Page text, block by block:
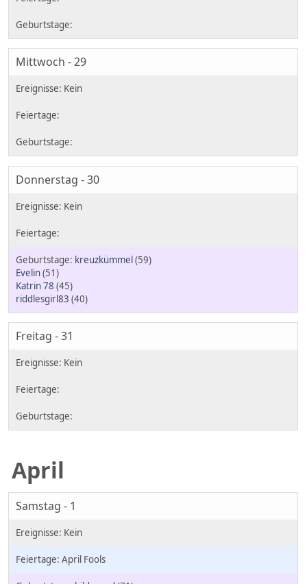
Mittwoch - 29
Donnerstag - 30
kreuzkümmel(59)
Evelin(51)
Katrin 78 (45)
riddlesgirl83 (40)
Freitag - 31
April
Samstag - 1
April Fools